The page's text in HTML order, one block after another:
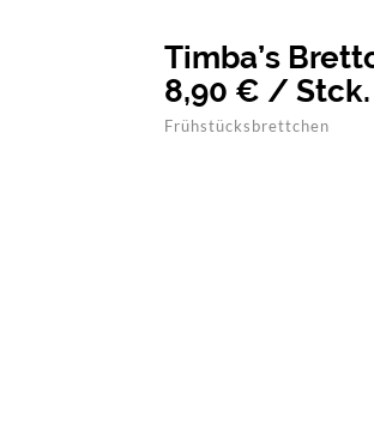
Timba’s
8,90 € / Stck.
Frühstücksbrettchen